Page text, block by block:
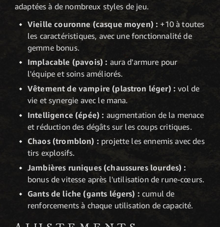
adaptées à de nombreux styles de jeu.
Vieille couronne (casque moyen) : +10 à toutes
les caractéristiques, avec une fonctionnalité de
gemme bonus.
Implacable (pavois) : aura d'armure pour
l'équipe et soins améliorés.
Vêtement de vampire (plastron léger) : vol de
vie et synergie avec le mana.
Intelligence (épée) : augmentation de la menace
et réduction des dégâts sur les coups critiques.
Chaos (tromblon) : projette les ennemis avec des
tirs explosifs.
Jambières runiques (chaussures lourdes) :
bonus de vitesse après l'utilisation de rune-cœurs.
Gants de liche (gants légers) : cumul de
renforcements à chaque utilisation de capacité.